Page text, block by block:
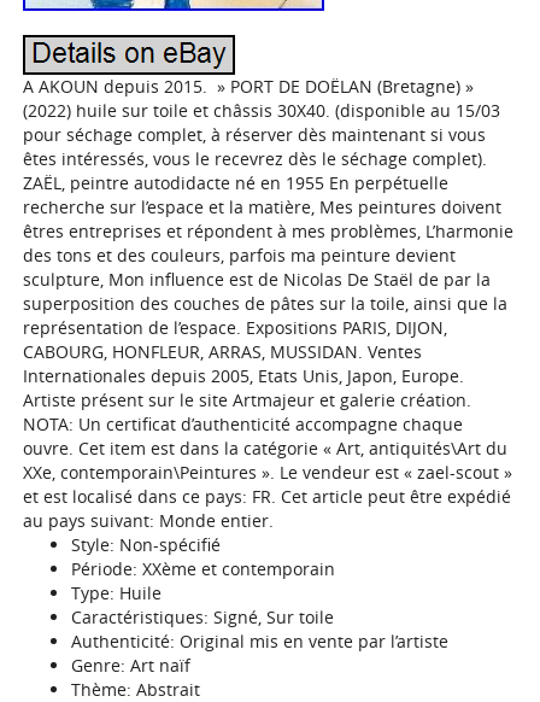
A AKOUN depuis 2015. » PORT DE DOËLAN (Bretagne) »
(2022) huile sur toile et châssis 30X40. (disponible au 15/03
pour séchage complet, à réserver dès maintenant si vous
êtes intéressés, vous le recevrez dès le séchage complet).
ZAËL, peintre autodidacte né en 1955 En perpétuelle
recherche sur l’espace et la matière, Mes peintures doivent
êtres entreprises et répondent à mes problèmes, L’harmonie
des tons et des couleurs, parfois ma peinture devient
sculpture, Mon influence est de Nicolas De Staël de par la
superposition des couches de pâtes sur la toile, ainsi que la
représentation de l’espace. Expositions PARIS, DIJON,
CABOURG, HONFLEUR, ARRAS, MUSSIDAN. Ventes
Internationales depuis 2005, Etats Unis, Japon, Europe.
Artiste présent sur le site Artmajeur et galerie création.
NOTA: Un certificat d’authenticité accompagne chaque
ouvre. Cet item est dans la catégorie « Art, antiquités\Art du
XXe, contemporain\Peintures ». Le vendeur est « zael-scout »
et est localisé dans ce pays: FR. Cet article peut être expédié
au pays suivant: Monde entier.
Style: Non-spécifié
Période: XXème et contemporain
Type: Huile
Caractéristiques: Signé, Sur toile
Authenticité: Original mis en vente par l’artiste
Genre: Art naïf
Thème: Abstrait